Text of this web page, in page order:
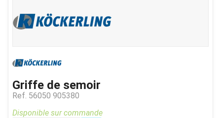
Griffe de semoir
Ref. 56050 905380
Disponible sur commande